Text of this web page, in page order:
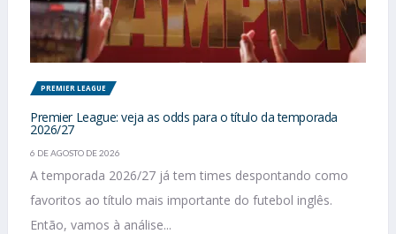
PREMIER LEAGUE
Premier League: veja as odds para o título da temporada
2026/27
6 DE AGOSTO DE 2026
A temporada 2026/27 já tem times despontando como
favoritos ao título mais importante do futebol inglês.
Então, vamos à análise...